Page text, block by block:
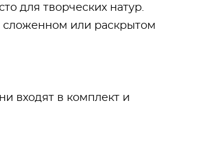
для творческих натур.
сложенном или раскрытом
входят в комплект и